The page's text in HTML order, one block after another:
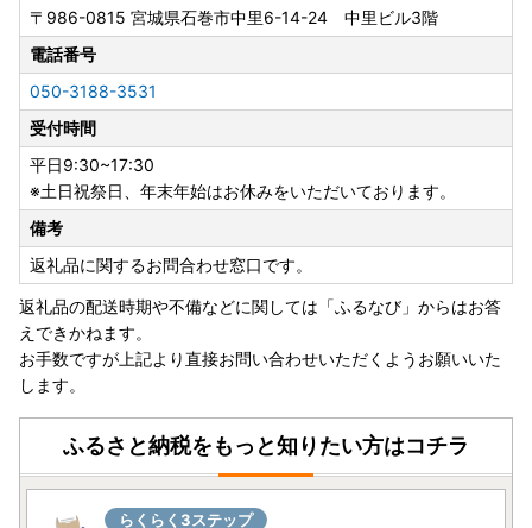
〒986-0815 宮城県石巻市中里6-14-24 中里ビル3階
電話番号
050-3188-3531
受付時間
平日9:30~17:30
※土日祝祭日、年末年始はお休みをいただいております。
備考
返礼品に関するお問合わせ窓口です。
返礼品の配送時期や不備などに関しては「ふるなび」からはお答
えできかねます。
お手数ですが上記より直接お問い合わせいただくようお願いいた
します。
ふるさと納税をもっと知りたい方はコチラ
らくらく3ステップ